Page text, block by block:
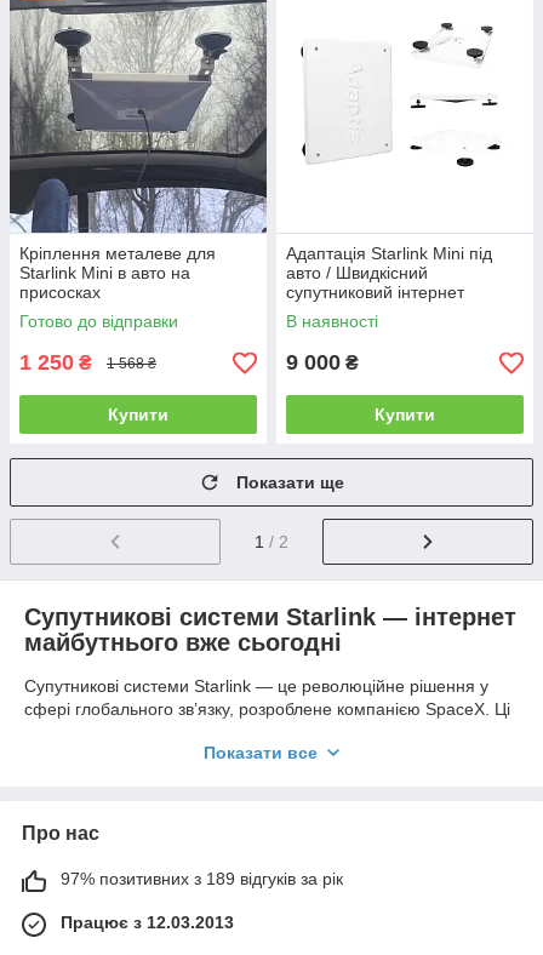
Кріплення металеве для
Starlink Mini в авто на
присосках
Готово до відправки
1 250 ₴ 1 568 ₴
Купити
Адаптація Starlink Mini під
авто / Швидкісний
супутниковий інтернет
Старлінк на дах автомобіля
В наявності
9 000 ₴
Купити
Показати ще
1 / 2
Супутникові системи Starlink — інтернет
майбутнього вже сьогодні
Супутникові системи Starlink — це революційне рішення у
сфері глобального зв’язку, розроблене компанією SpaceX. Ці
забезпечення високошвидкісного, стабільного й надійного
традиційні види підключення (оптоволокно, DSL, мобільні
мережі) недоступні або неефективні.
Що таке Starlink і як це працює?
Суть технології Starlink полягає у створенні розгалуженої
Показати все
Про нас
97% позитивних з 189 відгуків за рік
Працює з 12.03.2013